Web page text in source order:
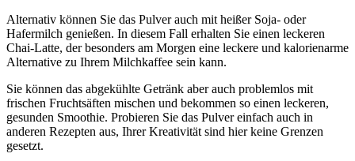
Alternativ können Sie das Pulver auch mit heißer Soja- oder
Hafermilch genießen. In diesem Fall erhalten Sie einen leckeren
Chai-Latte, der besonders am Morgen eine leckere und kalorienarme
Alternative zu Ihrem Milchkaffee sein kann.
Sie können das abgekühlte Getränk aber auch problemlos mit
frischen Fruchtsäften mischen und bekommen so einen leckeren,
gesunden Smoothie. Probieren Sie das Pulver einfach auch in
anderen Rezepten aus, Ihrer Kreativität sind hier keine Grenzen
gesetzt.